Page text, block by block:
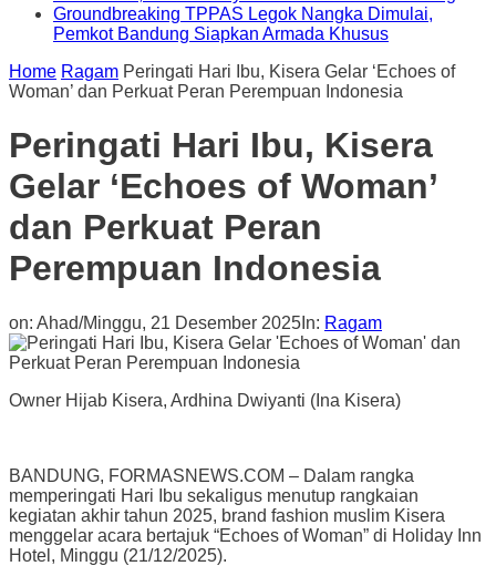
Groundbreaking TPPAS Legok Nangka Dimulai,
Pemkot Bandung Siapkan Armada Khusus
Home Ragam Peringati Hari Ibu, Kisera Gelar ‘Echoes of
Woman’ dan Perkuat Peran Perempuan Indonesia
Peringati Hari Ibu, Kisera
Gelar ‘Echoes of Woman’
dan Perkuat Peran
Perempuan Indonesia
on: Ahad/Minggu, 21 Desember 2025 In: Ragam
Owner Hijab Kisera, Ardhina Dwiyanti (Ina Kisera)
BANDUNG, FORMASNEWS.COM – Dalam rangka
memperingati Hari Ibu sekaligus menutup rangkaian
kegiatan akhir tahun 2025, brand fashion muslim Kisera
menggelar acara bertajuk “Echoes of Woman” di Holiday Inn
Hotel, Minggu (21/12/2025).